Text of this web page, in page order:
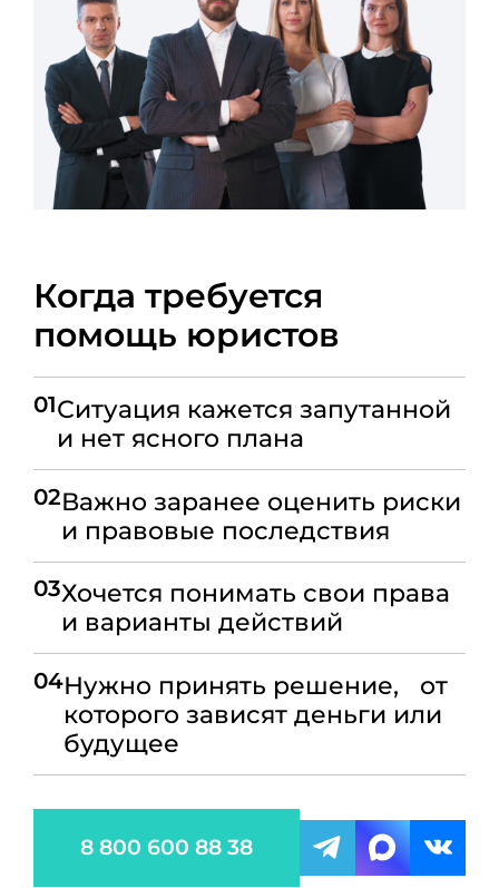
Когда требуется
помощь юристов
01Ситуация кажется запутанной
и нет ясного плана
02Важно заранее оценить риски
и правовые последствия
03Хочется понимать свои права
и варианты действий
04Нужно принять решение, от
которого зависят деньги или
будущее
8 800 600 88 38